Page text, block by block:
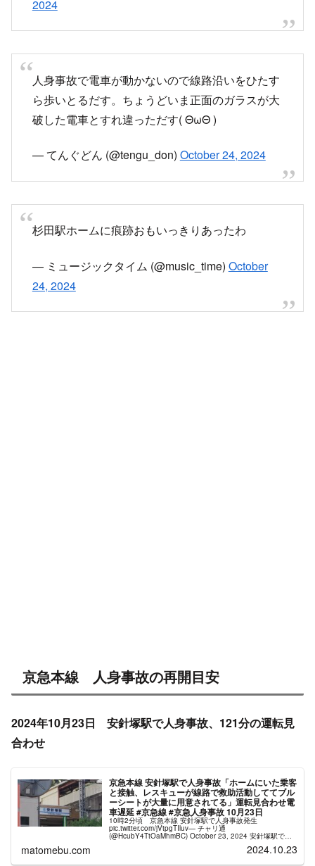
2024
人身事故で電車が動かないので線路沿いをひたす
ら歩いとるだす。ちょうどいま正面のガラスが大
破した電車とすれ違っただす( ΘωΘ )
— てんぐどん (@tengu_don) October 24, 2024
杉田駅ホームに痕跡おもいっきりあったわ
— ミュージックタイム (@music_time) October
24, 2024
京急本線 人身事故の再開目安
2024年10月23日 安針塚駅で人身事故、121分の運転見
合わせ
京急本線 安針塚駅で人身事故「ホームにいた乗客
と接触、レスキューが線路で救助活動しててブル
ーシートが大量に用意されてる」運転見合わせ電
車遅延 #京急線 #京急人身事故 10月23日
10時2分頃 京急本線 安針塚駅で人身事故発生
pic.twitter.com/jVtpgTIluv— チャリ通
(@HcubY4TtOaMhmBC) October 23, 2024 安針塚駅で発
matomebu.com 2024.10.23